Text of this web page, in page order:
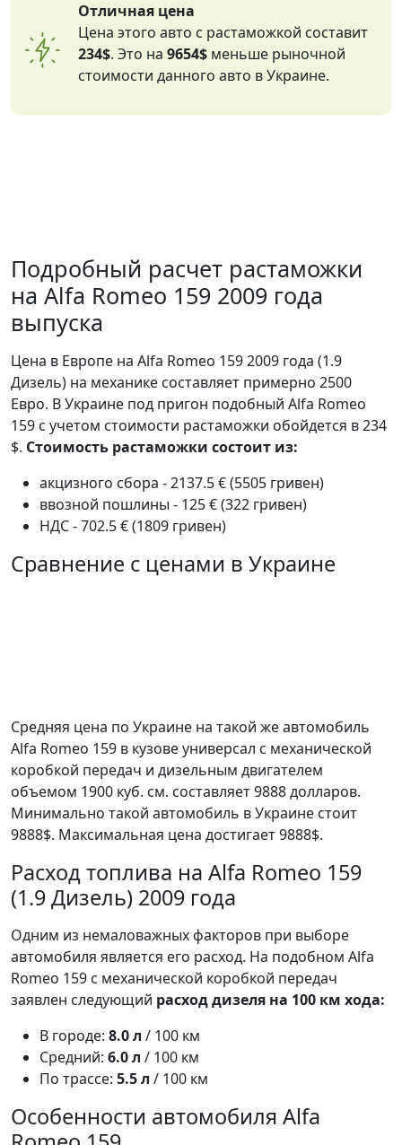
Отличная цена
Цена этого авто с растаможкой составит
234$. Это на9654$ меньше рыночной
стоимости данного авто в Украине.
Подробный расчет растаможки
на Alfa Romeo 159 2009 года
выпуска
Цена в Европе на Alfa Romeo 159 2009 года (1.9
Дизель) на механике составляет примерно 2500
Евро. В Украине под пригон подобный Alfa Romeo
159 с учетом стоимости растаможки обойдется в 234
$. Стоимость растаможки состоит из:
акцизного сбора - 2137.5 € (5505 гривен)
ввозной пошлины - 125 € (322 гривен)
НДС - 702.5 € (1809 гривен)
Сравнение с ценами в Украине
Средняя цена по Украине на такой же автомобиль
Alfa Romeo 159 в кузове универсал c механической
коробкой передач и дизельным двигателем
объемом 1900 куб. см. составляет 9888 долларов.
Минимально такой автомобиль в Украине стоит
9888$. Максимальная цена достигает 9888$.
Расход топлива на Alfa Romeo 159
(1.9 Дизель) 2009 года
Одним из немаловажных факторов при выборе
автомобиля является его расход. На подобном Alfa
Romeo 159 с механической коробкой передач
заявлен следующий расход дизеля на 100 км хода:
В городе: 8.0 л / 100 км
Средний: 6.0 л / 100 км
По трассе: 5.5 л / 100 км
Особенности автомобиля Alfa